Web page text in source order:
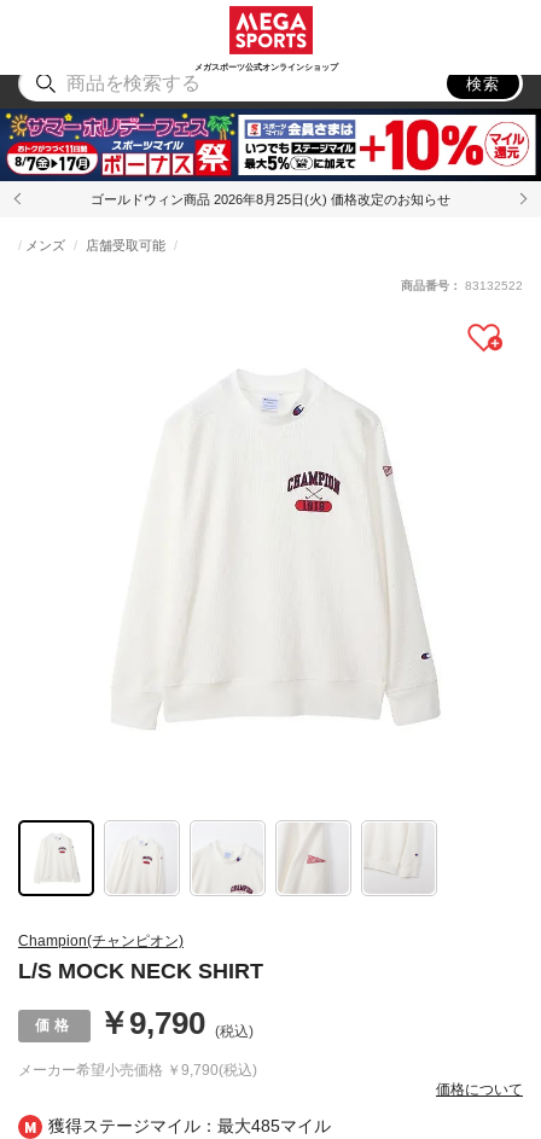
メガスポーツ公式オンラインショップ
アウトドア
検索
ゴールドウィン商品 2026年8月25日(火) 価格改定のお知らせ
獲得ステージマイル：最大485マイル
Champion(チャンピオン)
L/S MOCK NECK SHIRT
メンズ 店舗受取可能
メーカー希望小売価格 ￥9,790(税込)
￥9,790 (税込)
価格について
商品番号： 83132522